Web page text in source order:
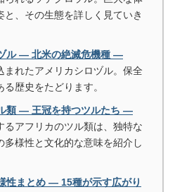
、その生態を詳しく見ていき
ル ― 北米の絶滅危機種 ―
まれたアメリカシロヅル。保全
歴史をたどります。
類 ― 王冠を持つツルたち ―
るアフリカのツル類は、独特な
様性と文化的な意味を紹介し
性まとめ ― 15種が示す広がり